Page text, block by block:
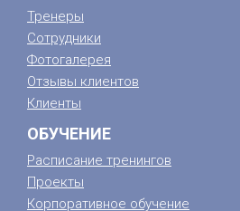
Тренеры
Сотрудники
Фотогалерея
Отзывы клиентов
Клиенты
ОБУЧЕНИЕ
Расписание тренингов
Проекты
Корпоративное обучение